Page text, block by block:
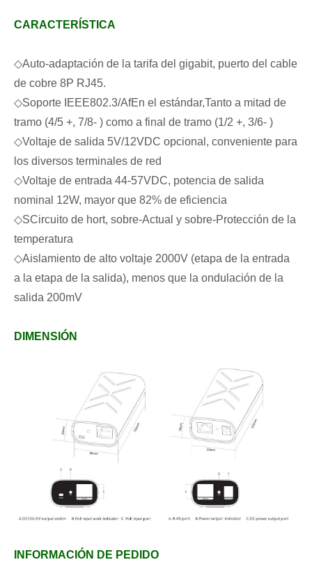
CARACTERÍSTICA
◇Auto-adaptación de la tarifa del gigabit, puerto del cable
de cobre 8P RJ45.
◇Soporte IEEE802.3/AfEn el estándar,Tanto a mitad de
tramo (4/5 +, 7/8- ) como a final de tramo (1/2 +, 3/6- )
◇Voltaje de salida 5V/12VDC opcional, conveniente para
los diversos terminales de red
◇Voltaje de entrada 44-57VDC, potencia de salida
nominal 12W, mayor que 82% de eficiencia
◇SCircuito de hort, sobre-Actual y sobre-Protección de la
temperatura
◇Aislamiento de alto voltaje 2000V (etapa de la entrada
a la etapa de la salida), menos que la ondulación de la
salida 200mV
DIMENSIÓN
INFORMACIÓN DE PEDIDO